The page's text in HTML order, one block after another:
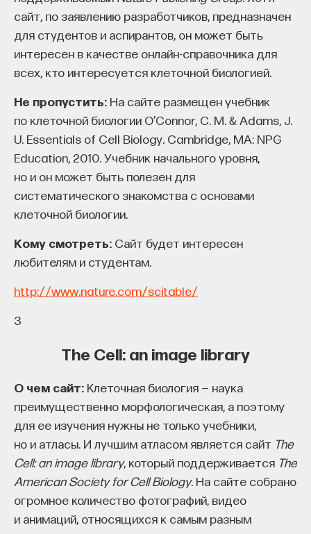
сайт, по заявлению разработчиков, предназначен
для студентов и аспирантов, он может быть
интересен в качестве онлайн-справочника для
всех, кто интересуется клеточной биологией.
Не пропустить: На сайте размещен учебник
по клеточной биологии O’Connor, C. M. & Adams, J.
U. Essentials of Cell Biology. Cambridge, MA: NPG
Education, 2010. Учебник начального уровня,
но и он может быть полезен для
систематического знакомства с основами
клеточной биологии.
Кому смотреть: Сайт будет интересен
любителям и студентам.
http://www.nature.com/scitable/
3
The Cell: an image library
О чем сайт: Клеточная биология — наука
преимущественно морфологическая, а поэтому
для ее изучения нужны не только учебники,
но и атласы. И лучшим атласом является сайт The
Cell: an image library, который поддерживается The
American Society for Cell Biology. На сайте собрано
огромное количество фотографий, видео
и анимаций, относящихся к самым разным
ввысококвалифицированныхкадрах.​
Сервис создан для всех, кто хочет найти свой
путь в инновационных индустриях:
Учёных, инженеров и исследователей
Специалистов с STEM-образованием,
желающих сменить сферу деятельности;
Тех, кто пока не имеет достаточного опыта
работы в индустрии, но стремится развивать
необходимые навыки.
оставить информацию о себе: образование, опыт
работы, навыки, интересы и владение
будет искать, где эти навыки могут быть
применены, и поможет найти международную
сможет раскрыть свои таланты.​ Для тех, кто ещё
и индивидуальные консультации, чтобы понять,
как развить необходимые навыки. Позднее будет
запущена серия спецпроектов, рассказывающих
о разных индустриях и их устройстве.​
Если у вас есть STEM-образование или опыт
в исследовательской сфере — это ваш шанс
выйти на глобальный уровень. Помогите вместе
НАПИСАТЬ НАМ
НАД МАТЕРИАЛОМ РАБОТАЛИ
Варвара Веденина
доктор биологических наук, заведующая
лабораторией обработки сенсорной
информации ИППИ РАН
БИОЛОГИЯ
Внеси свой вклад в дело
просвещения!